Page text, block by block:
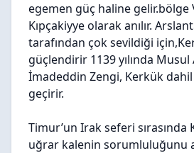
egemen güç haline gelir.bölge
Kıpçakiyye olarak anılır.
tarafından çok sevildiği
güçlendirir 1139 yılında Musul
İmadeddin Zengi, Kerkük
geçirir.
Timur’un Irak seferi sırasında
uğrar kalenin sorumluluğunu